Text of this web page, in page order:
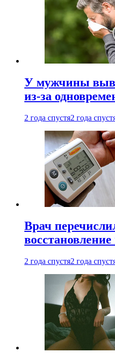
У мужчины
из-за
2 года спустя2 года
Врач
2 года спустя2 года